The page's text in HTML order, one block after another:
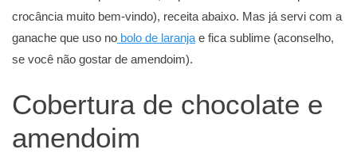
crocância muito bem-vindo), receita abaixo. Mas já servi com a
ganache que uso no bolo de laranja e fica sublime (aconselho,
se você não gostar de amendoim).
Cobertura de chocolate e
amendoim